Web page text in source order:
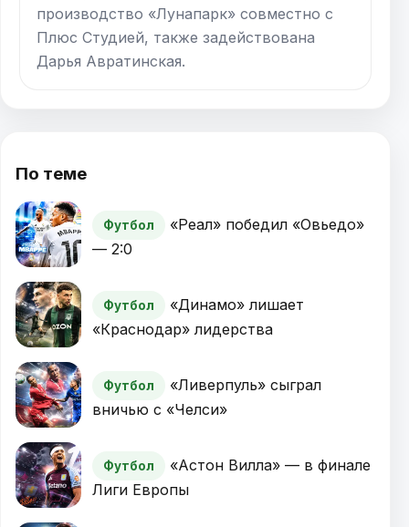
производство «Лунапарк» совместно с
Плюс Студией, также задействована
Дарья Авратинская.
По теме
Футбол
«Реал» победил «Овьедо»
— 2:0
Футбол
«Динамо» лишает
«Краснодар» лидерства
Футбол
«Ливерпуль» сыграл
вничью с «Челси»
Футбол
«Астон Вилла» — в финале
Лиги Европы